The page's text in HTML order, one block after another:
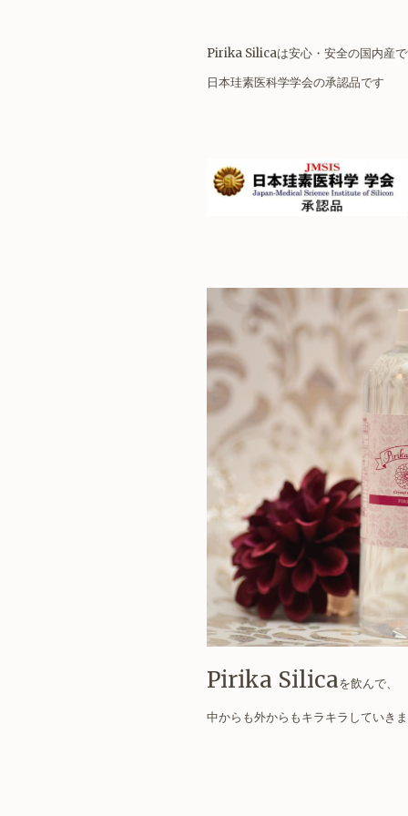
Pirika Silicaは安心・安全の国内産
日本珪素医科学学会の承認品です
Pirika Silicaを飲んで、
中からも外からもキラキラしていき